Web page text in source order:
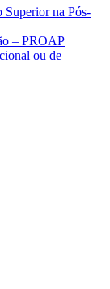
Superior na Pós-
– PROAP
ou de